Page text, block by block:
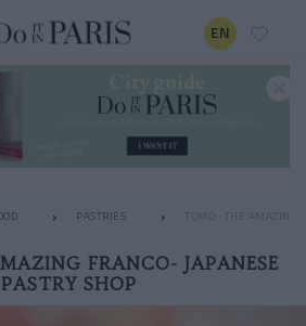
EN
PASTRIES TOMO : THE AMAZING
FRANCO- JAPANESE
PASTRY SHOP